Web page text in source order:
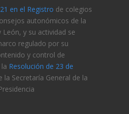
en el Registro de colegios
autonómicos de la
León, y su actividad se
regulado por su
y control de
Resolución de 23 de
la Secretaría General de la